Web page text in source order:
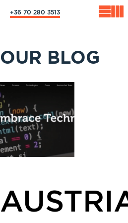
+36 70 280 3513
OUR BLOG